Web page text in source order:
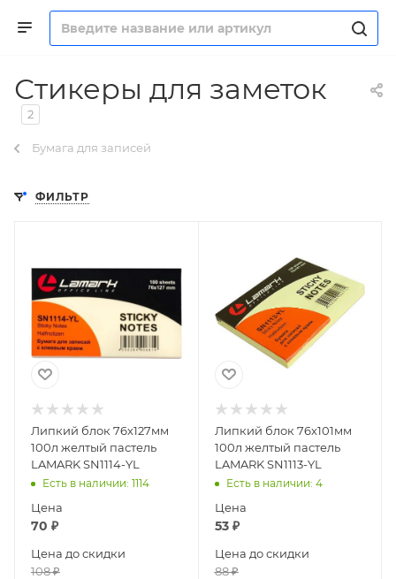
Стикеры для заметок
2
Бумага для записей
ФИЛЬТР
Липкий блок 76х127мм
100л желтый пастель
LAMARK SN1114-YL
Есть в наличии: 1114
Цена
70 ₽
Цена до скидки
108₽
Липкий блок 76х101мм
100л желтый пастель
LAMARK SN1113-YL
Есть в наличии: 4
Цена
53₽
Цена до скидки
88₽